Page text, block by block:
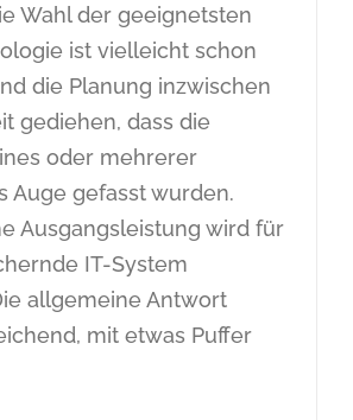
Wahl der geeignetsten
ist vielleicht schon
die Planung inzwischen
gediehen, dass die
oder mehrerer
Auge gefasst wurden.
Ausgangsleistung wird für
IT-System
allgemeine Antwort
mit etwas Puffer